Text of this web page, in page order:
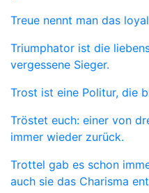
Treue nennt man das
Triumphator ist die
vergessene Sieger.
Trost ist eine Politur, die
Tröstet euch: einer von
immer wieder zurück.
Trottel gab es schon
auch sie das Charisma